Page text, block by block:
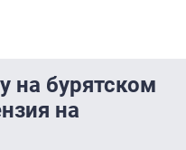
на бурятском
на